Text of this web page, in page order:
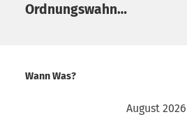
Ordnungswahn…
Wann Was?
August 2026